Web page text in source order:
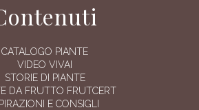
CATALOGO PIANTE
VIDEO VIVAI
STORIE DI PIANTE
DA FRUTTO FRUTCERT
E CONSIGLI